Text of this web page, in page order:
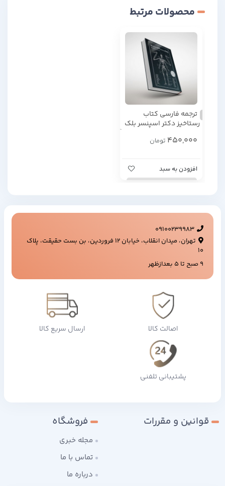
محصولات مرتبط
ترجمه فارسی کتاب
رستاخیز دکتر اسپنسر بلک
450,000 تومان
افزودن به سبد
09100239983
تهران، میدان انقلاب، خیابان ۱۲ فروردین، بن بست حقیقت، پلاک
۱۰
9 صبح تا 5 بعدازظهر
اصالت کالا ارسال سریع کالا
پشتیبانی تلفنی
قوانین و مقررات فروشگاه
مجله خبری
تماس با ما
درباره ما